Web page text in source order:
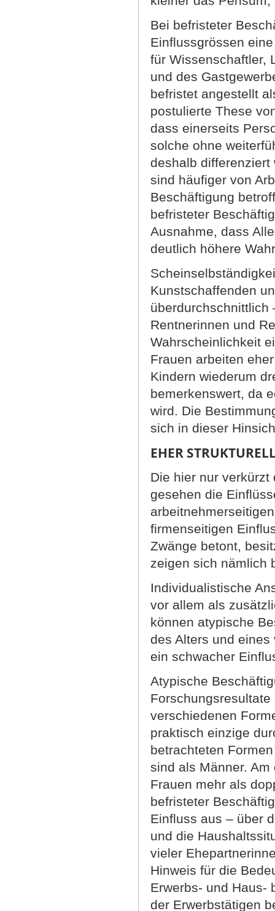
Bei befristeter
Einflussgrössen
für Wissenschaftler,
und des
befristet angestellt
postulierte These
dass einerseits
solche ohne
deshalb differenziert
sind häufiger von
Beschäftigung
befristeter
Ausnahme, dass
deutlich höhere
Kunstschaffenden
überdurchschnittlich
Rentnerinnen und
Wahrscheinlichkeit
Frauen arbeiten
Kindern wiederum
bemerkenswert, da
wird. Die
sich in dieser
EHER
Die hier nur
gesehen die
firmenseitigen
Zwänge betont,
zeigen sich nämlich
Individualistische
vor allem als
können atypische
des Alters und
ein schwacher
Atypische
verschiedenen
praktisch einzige
betrachteten
sind als Männer.
Frauen mehr als
befristeter
Einfluss aus – über
und die
vieler
Hinweis für die
Erwerbs- und Haus-
der Erwerbstätigen